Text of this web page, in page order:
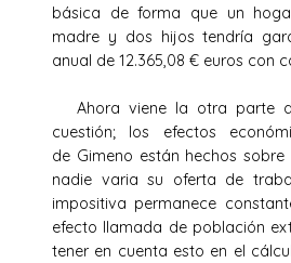
básica de forma que un
madre y dos hijos tendría
anual de 12.365,08 € euros con
Ahora viene la otra parte
cuestión; los efectos
de Gimeno están hechos
nadie varia su oferta de
impositiva permanece
efecto llamada de población
tener en cuenta esto en el